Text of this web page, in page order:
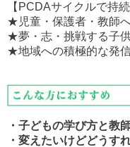
【PCDAサイクルで持
★児童・保護者・教師
★夢・志・挑戦する子
★地域への積極的な発
・子どもの学び方と教
・変えたいけどどうす